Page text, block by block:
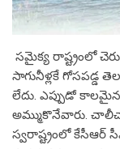
స‌మైక్య రాష్ట్రంలో
సాగునీళ్ల‌కే గోస‌ప‌డ్డ
లేదు. ఎప్పుడో
అమ్ముకొనేవారు.
స్వ‌రాష్ట్రంలో కేసీఆర్